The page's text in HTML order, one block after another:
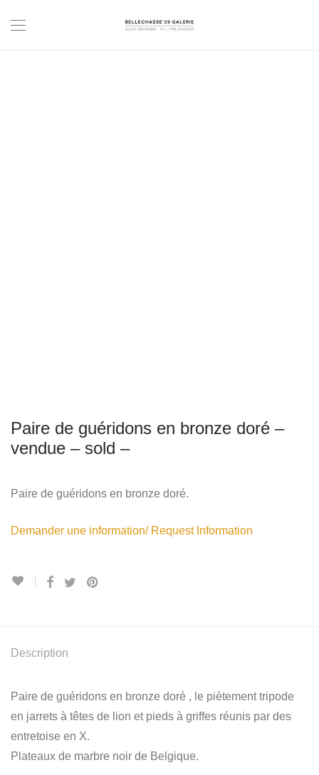
Paire de guéridons en bronze doré –
vendue – sold –
Paire de guéridons en bronze doré.
Demander une information/ Request Information
Description
Paire de guéridons en bronze doré , le piètement tripode
en jarrets à têtes de lion et pieds à griffes réunis par des
entretoise en X.
Plateaux de marbre noir de Belgique.